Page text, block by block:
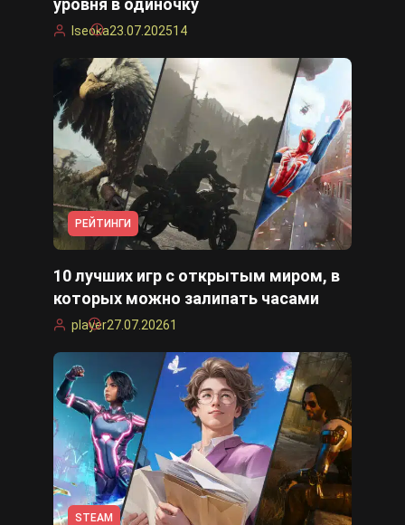
уровня в одиночку
Iseoka23.07.202514
РЕЙТИНГИ
10 лучших игр с открытым миром, в
которых можно залипать часами
player27.07.20261
STEAM